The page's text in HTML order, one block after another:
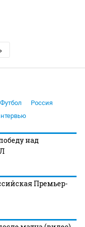
Футбол
Россия
над
Премьер-